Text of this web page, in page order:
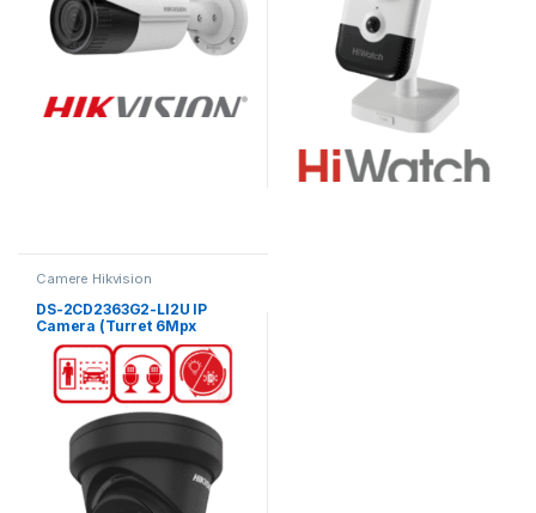
Camere Hikvision
DS-2CD2363G2-LI2U IP
Camera (Turret 6Mpx
2.8mm) BLACK